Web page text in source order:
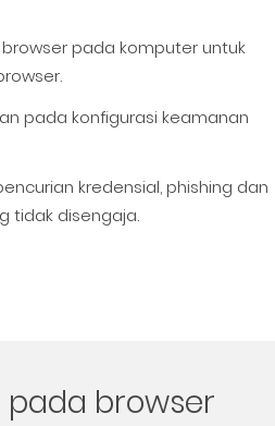
pada komputer untuk
pada konfigurasi keamanan
kredensial, phishing dan
tidak disengaja.
pada browser